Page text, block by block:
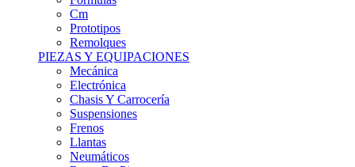
Prototipos
Remolques
PIEZAS Y EQUIPACIONES
Mecánica
Electrónica
Chasis Y Carrocería
Suspensiones
Frenos
Llantas
Neumáticos
Resto De Piezas